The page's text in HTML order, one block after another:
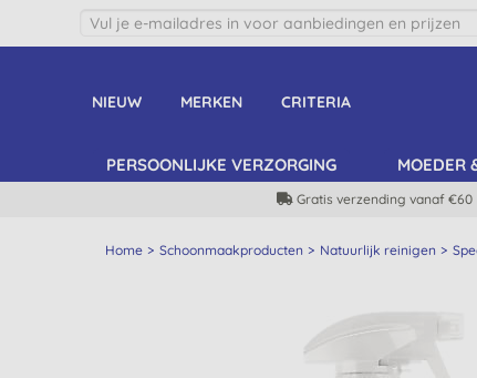
NIEUW MERKEN CRITERIA
PERSOONLIJKE VERZORGING MOEDER
Gratis verzending vanaf €60
Home Schoonmaakproducten Natuurlijk reinigen